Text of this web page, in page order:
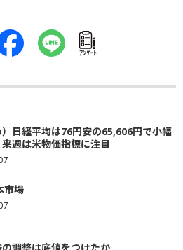
ｱﾝｹｰﾄ
）日経平均は76円安の65,606円で小幅
週は米物価指標に注目
市場